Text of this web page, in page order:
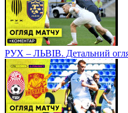
РУХ – ЛЬВІВ. Детальний